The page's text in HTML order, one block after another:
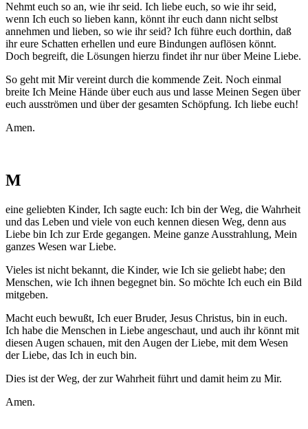
Nehmt euch so an, wie ihr seid. Ich liebe euch, so wie ihr seid,
wenn Ich euch so lieben kann, könnt ihr euch dann nicht selbst
annehmen und lieben, so wie ihr seid? Ich führe euch dorthin, daß
ihr eure Schatten erhellen und eure Bindungen auflösen könnt.
Doch begreift, die Lösungen hierzu findet ihr nur über Meine Liebe.
So geht mit Mir vereint durch die kommende Zeit. Noch einmal
breite Ich Meine Hände über euch aus und lasse Meinen Segen über
euch ausströmen und über der gesamten Schöpfung. Ich liebe euch!
Amen.
M
eine geliebten Kinder, Ich sagte euch: Ich bin der Weg, die Wahrheit
und das Leben und viele von euch kennen diesen Weg, denn aus
Liebe bin Ich zur Erde gegangen. Meine ganze Ausstrahlung, Mein
ganzes Wesen war Liebe.
Vieles ist nicht bekannt, die Kinder, wie Ich sie geliebt habe; den
Menschen, wie Ich ihnen begegnet bin. So möchte Ich euch ein Bild
mitgeben.
Macht euch bewußt, Ich euer Bruder, Jesus Christus, bin in euch.
Ich habe die Menschen in Liebe angeschaut, und auch ihr könnt mit
diesen Augen schauen, mit den Augen der Liebe, mit dem Wesen
der Liebe, das Ich in euch bin.
Dies ist der Weg, der zur Wahrheit führt und damit heim zu Mir.
Amen.